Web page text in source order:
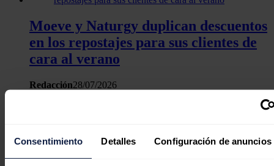
Consentimiento Detalles Configuración de anuncios
Moeve y Naturgy duplican descuentos
en los repostajes para sus clientes de
cara al verano
Redacción28/07/2026